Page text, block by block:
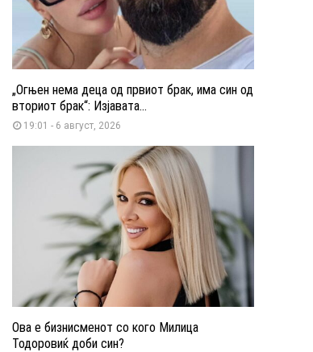
„Огњен нема деца од првиот брак, има син од
вториот брак“: Изјавата...
19:01 - 6 август, 2026
Ова е бизнисменот со кого Милица
Тодоровиќ доби син?